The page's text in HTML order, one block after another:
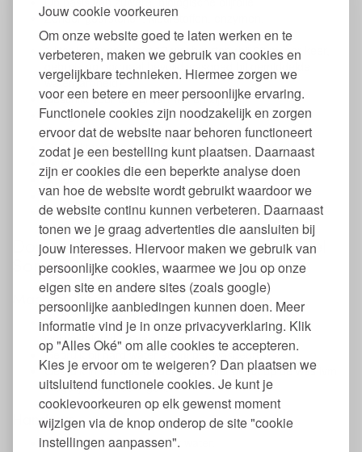
Jouw cookie voorkeuren
Om onze website goed te laten werken en te
verbeteren, maken we gebruik van cookies en
vergelijkbare technieken. Hiermee zorgen we
voor een betere en meer persoonlijke ervaring.
Functionele cookies zijn noodzakelijk en zorgen
ervoor dat de website naar behoren functioneert
zodat je een bestelling kunt plaatsen. Daarnaast
zijn er cookies die een beperkte analyse doen
van hoe de website wordt gebruikt waardoor we
de website continu kunnen verbeteren. Daarnaast
tonen we je graag advertenties die aansluiten bij
jouw interesses. Hiervoor maken we gebruik van
persoonlijke cookies, waarmee we jou op onze
eigen site en andere sites (zoals google)
persoonlijke aanbiedingen kunnen doen. Meer
informatie vind je in onze privacyverklaring. Klik
op "Alles Oké" om alle cookies te accepteren.
Kies je ervoor om te weigeren? Dan plaatsen we
uitsluitend functionele cookies. Je kunt je
cookievoorkeuren op elk gewenst moment
wijzigen via de knop onderop de site "cookie
instellingen aanpassen".
Zonder geurstoffen, kleurstoffen, enzymen,
complexvormers en conserveringsmiddelen
1 liter is genoeg voor 17 wasbeurten (bij 60 ml per keer,
gebruik op normaal bevuild wasgoed bij gemiddelde
waterhardheid)
Geschikt voor textiel van wol en zijde
Ook geschikt voor dons
Ook te gebruiken voor handwas
Geschikt voor wassen op max. 40 graden Celsius
Vegan
Biologisch afbreekbaar
Ecologisch geproduceerd
Ecogarantie en CSE gecertificeerd
Dosering en gebruik eco wolwasmiddel
Sonett Sensitief
Machine
Gebruik bij zachte en normale waterhardheid 60 ml
wolwasmiddel op een was van 2,5 kg.
Gebruik bij hard water 90 ml per wasbeurt.
Gebruik in het wasmiddel vakje, niet direct op de was ivm
mogelijke verkleuringen.
Handwas
Gebruik 15-30 ml op 5 liter water.